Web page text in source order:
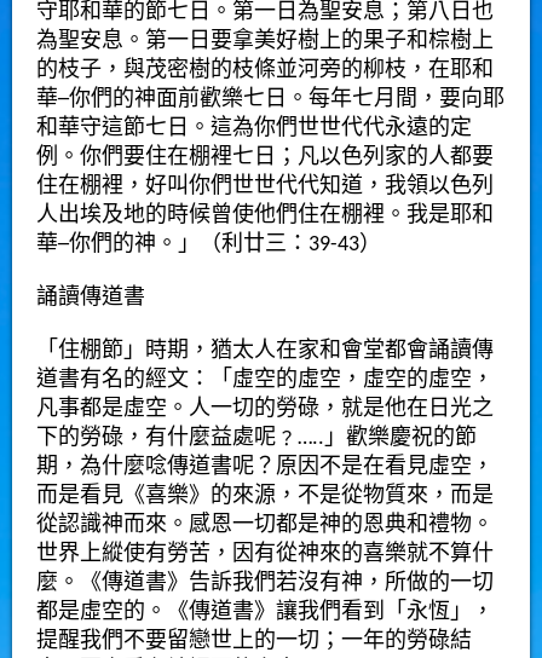
守耶和華的節七日。第一日為聖安息；第八日也
為聖安息。第一日要拿美好樹上的果子和棕樹上
的枝子，與茂密樹的枝條並河旁的柳枝，在耶和
華─你們的神面前歡樂七日。每年七月間，要向耶
和華守這節七日。這為你們世世代代永遠的定
例。你們要住在棚裡七日；凡以色列家的人都要
住在棚裡，好叫你們世世代代知道，我領以色列
人出埃及地的時候曾使他們住在棚裡。我是耶和
華─你們的神。」（利廿三：39-43）
誦讀傳道書
「住棚節」時期，猶太人在家和會堂都會誦讀傳
道書有名的經文：「虛空的虛空，虛空的虛空，
凡事都是虛空。人一切的勞碌，就是他在日光之
下的勞碌，有什麼益處呢﹖…..」歡樂慶祝的節
期，為什麼唸傳道書呢？原因不是在看見虛空，
而是看見《喜樂》的來源，不是從物質來，而是
從認識神而來。感恩一切都是神的恩典和禮物。
世界上縱使有勞苦，因有從神來的喜樂就不算什
麼。《傳道書》告訴我們若沒有神，所做的一切
都是虛空的。《傳道書》讓我們看到「永恆」，
提醒我們不要留戀世上的一切；一年的勞碌結